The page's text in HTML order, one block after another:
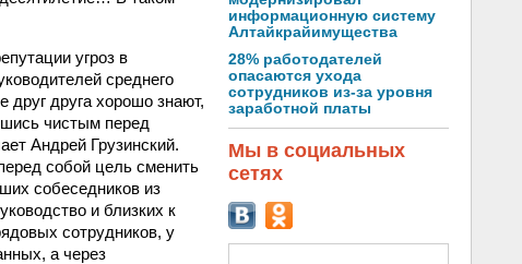
угроз в
среднего
друг друга хорошо знают,
чистым перед
Андрей Грузинский.
собой цель сменить
собеседников из
и близких к
сотрудников, у
а через
информационную систему
Алтайкрайимущества
28% работодателей
опасаются ухода
сотрудников из-за уровня
заработной платы
Мы в социальных
сетях